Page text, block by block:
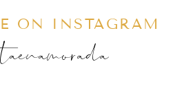
ON INSTAGRAM